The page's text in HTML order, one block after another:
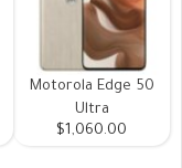
Motorola Edge 50
Ultra
$1,060.00